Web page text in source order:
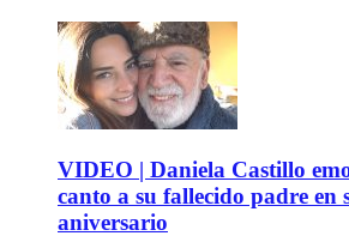
VIDEO | Daniela Castillo
canto a su fallecido padre en
aniversario